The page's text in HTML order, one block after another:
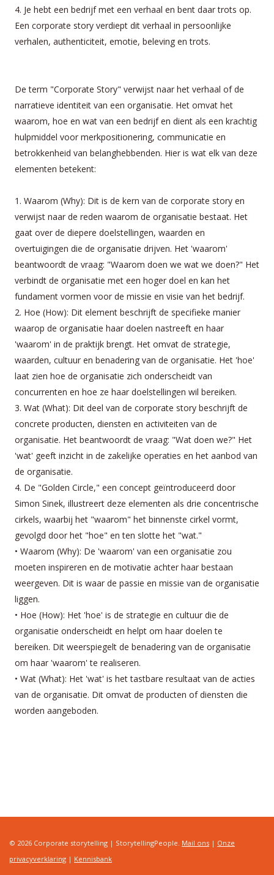
4. Je hebt een bedrijf met een verhaal en bent daar trots op.
Een corporate story verdiept dit verhaal in persoonlijke
verhalen, authenticiteit, emotie, beleving en trots.
De term "Corporate Story" verwijst naar het verhaal of de
narratieve identiteit van een organisatie. Het omvat het
waarom, hoe en wat van een bedrijf en dient als een krachtig
hulpmiddel voor merkpositionering, communicatie en
betrokkenheid van belanghebbenden. Hier is wat elk van deze
elementen betekent:
1. Waarom (Why): Dit is de kern van de corporate story en
verwijst naar de reden waarom de organisatie bestaat. Het
gaat over de diepere doelstellingen, waarden en
overtuigingen die de organisatie drijven. Het 'waarom'
beantwoordt de vraag: "Waarom doen we wat we doen?" Het
verbindt de organisatie met een hoger doel en kan het
fundament vormen voor de missie en visie van het bedrijf.
2. Hoe (How): Dit element beschrijft de specifieke manier
waarop de organisatie haar doelen nastreeft en haar
'waarom' in de praktijk brengt. Het omvat de strategie,
waarden, cultuur en benadering van de organisatie. Het 'hoe'
laat zien hoe de organisatie zich onderscheidt van
concurrenten en hoe ze haar doelstellingen wil bereiken.
3. Wat (What): Dit deel van de corporate story beschrijft de
concrete producten, diensten en activiteiten van de
organisatie. Het beantwoordt de vraag: "Wat doen we?" Het
'wat' geeft inzicht in de zakelijke operaties en het aanbod van
de organisatie.
4. De "Golden Circle," een concept geïntroduceerd door
Simon Sinek, illustreert deze elementen als drie concentrische
cirkels, waarbij het "waarom" het binnenste cirkel vormt,
gevolgd door het "hoe" en ten slotte het "wat."
• Waarom (Why): De 'waarom' van een organisatie zou
moeten inspireren en de motivatie achter haar bestaan
weergeven. Dit is waar de passie en missie van de organisatie
liggen.
• Hoe (How): Het 'hoe' is de strategie en cultuur die de
organisatie onderscheidt en helpt om haar doelen te
bereiken. Dit weerspiegelt de benadering van de organisatie
om haar 'waarom' te realiseren.
• Wat (What): Het 'wat' is het tastbare resultaat van de acties
van de organisatie. Dit omvat de producten of diensten die
worden aangeboden.
© 2026 Corporate storytelling | StorytellingPeople. Mail ons | Onze
privacyverklaring | Kennisbank